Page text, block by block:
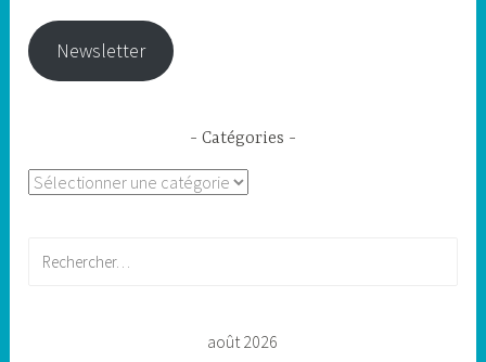
Newsletter
Catégories
Catégories
août 2026